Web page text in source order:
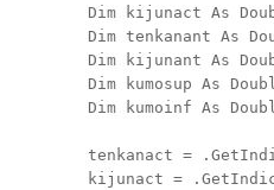
Dim kijunact As
Dim tenkanant As
Dim kijunant As
Dim kumosup As
Dim kumoinf As
tenkanact =
kijunact =